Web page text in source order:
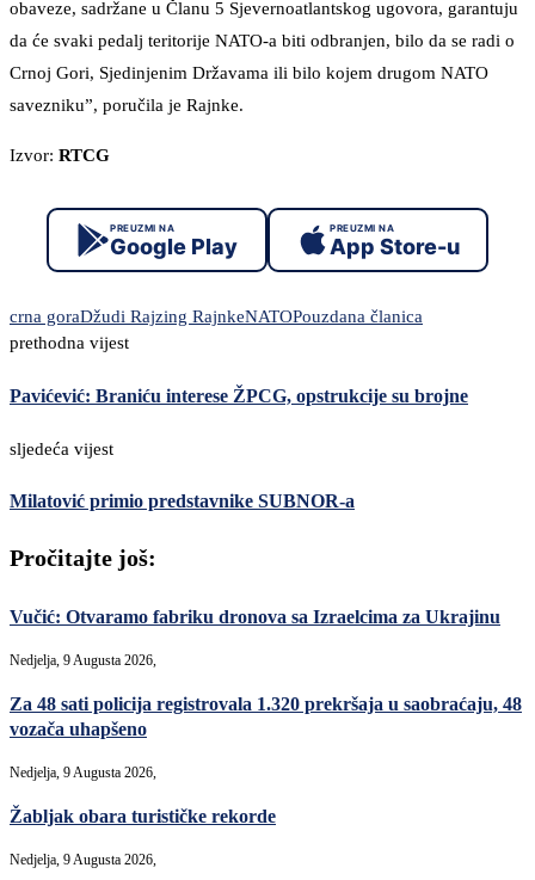
obaveze, sadržane u Članu 5 Sjevernoatlantskog ugovora, garantuju
da će svaki pedalj teritorije NATO-a biti odbranjen, bilo da se radi o
Crnoj Gori, Sjedinjenim Državama ili bilo kojem drugom NATO
savezniku”, poručila je Rajnke.
Izvor: RTCG
PREUZMI NA
Google Play
PREUZMI NA
App Store-u
crna goraDžudi Rajzing RajnkeNATOPouzdana članica
prethodna vijest
Pavićević: Braniću interese ŽPCG, opstrukcije su brojne
sljedeća vijest
Milatović primio predstavnike SUBNOR-a
Pročitajte još:
Vučić: Otvaramo fabriku dronova sa Izraelcima za Ukrajinu
Nedjelja, 9 Augusta 2026,
Za 48 sati policija registrovala 1.320 prekršaja u saobraćaju, 48
vozača uhapšeno
Nedjelja, 9 Augusta 2026,
Žabljak obara turističke rekorde
Nedjelja, 9 Augusta 2026,